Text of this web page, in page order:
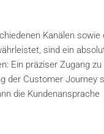
Kanälen sowie
sind ein
Ein präziser Zugang zu
der Customer Journey
die Kundenansprache